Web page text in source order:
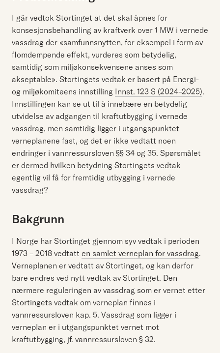
I går vedtok Stortinget at det skal åpnes for
konsesjonsbehandling av kraftverk over 1 MW i vernede
vassdrag der «samfunnsnytten, for eksempel i form av
flomdempende effekt, vurderes som betydelig,
samtidig som miljøkonsekvensene anses som
akseptable». Stortingets vedtak er basert på Energi-
og miljøkomiteens innstilling Innst. 123 S (2024–2025).
Innstillingen kan se ut til å innebære en betydelig
utvidelse av adgangen til kraftutbygging i vernede
vassdrag, men samtidig ligger i utgangspunktet
verneplanene fast, og det er ikke vedtatt noen
endringer i vannressursloven §§ 34 og 35. Spørsmålet
er dermed hvilken betydning Stortingets vedtak
egentlig vil få for fremtidig utbygging i vernede
vassdrag?
Bakgrunn
I Norge har Stortinget gjennom syv vedtak i perioden
1973 – 2018 vedtatt en samlet verneplan for vassdrag.
Verneplanen er vedtatt av Stortinget, og kan derfor
bare endres ved nytt vedtak av Stortinget. Den
nærmere reguleringen av vassdrag som er vernet etter
Stortingets vedtak om verneplan finnes i
vannressursloven kap. 5. Vassdrag som ligger i
verneplan er i utgangspunktet vernet mot
kraftutbygging, jf. vannressursloven § 32.